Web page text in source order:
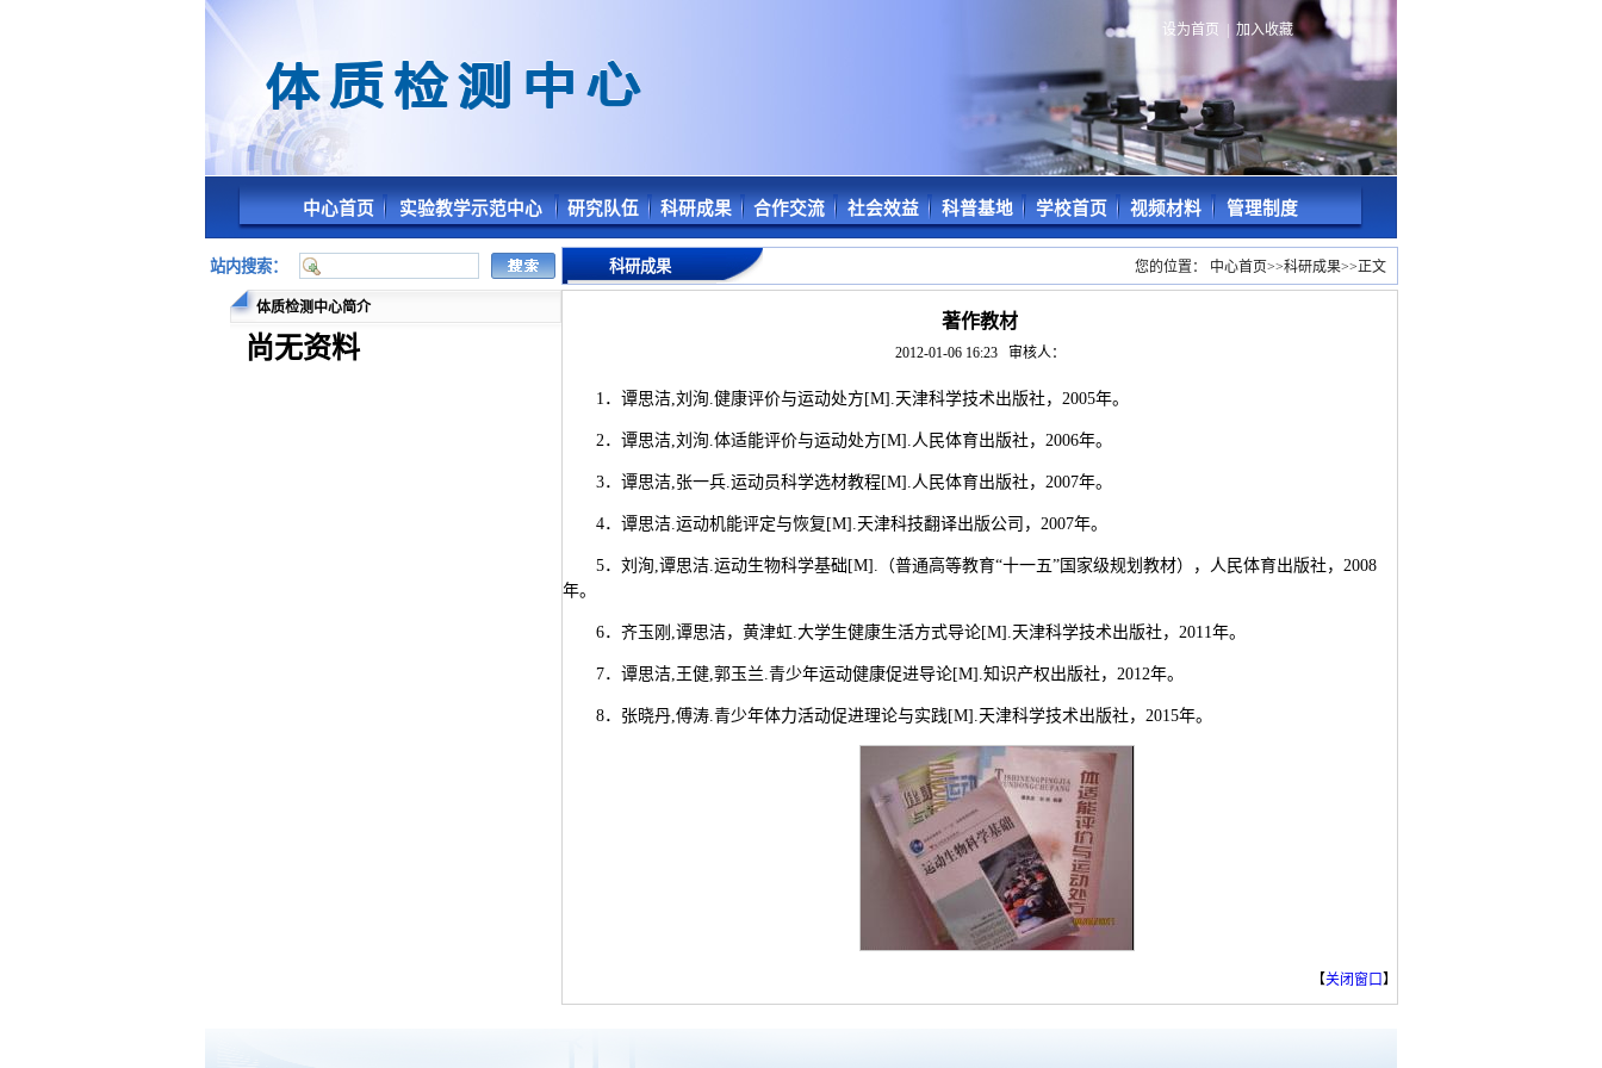
设为首页 加入收藏
中心首页 实验教学示范中心 研究队伍 科研成果 合作交流 社会效益 科普基地 学校首页 视频材料 管理制度
站内搜索：
体质检测中心简介
尚无资料
科研成果 您的位置： 中心首页>>科研成果>>正文
著作教材
2012-01-06 16:23 审核人：
1．谭思洁,刘洵.健康评价与运动处方[M].天津科学技术出版社，2005年。
2．谭思洁,刘洵.体适能评价与运动处方[M].人民体育出版社，2006年。
3．谭思洁,张一兵.运动员科学选材教程[M].人民体育出版社，2007年。
4．谭思洁.运动机能评定与恢复[M].天津科技翻译出版公司，2007年。
5．刘洵,谭思洁.运动生物科学基础[M].（普通高等教育“十一五”国家级规划教材），人民体育出版社，2008
年。
6．齐玉刚,谭思洁，黄津虹.大学生健康生活方式导论[M].天津科学技术出版社，2011年。
7．谭思洁,王健,郭玉兰.青少年运动健康促进导论[M].知识产权出版社，2012年。
8．张晓丹,傅涛.青少年体力活动促进理论与实践[M].天津科学技术出版社，2015年。
【关闭窗口】